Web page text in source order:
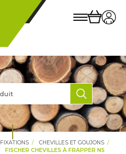
FIXATIONS
CHEVILLES ET GOUJONS
FISCHER CHEVILLES À FRAPPER NS